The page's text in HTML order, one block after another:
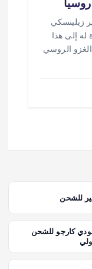
زيلينسكي
إلى هذا
الغزو الروسي
للشحن
كارجو للشحن